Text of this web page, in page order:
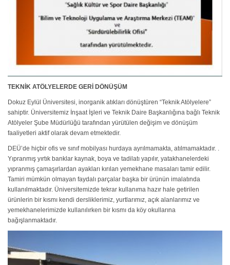
TEKNİK ATÖLYELERDE GERİ DÖNÜŞÜM
Dokuz Eylül Üniversitesi, inorganik atıkları dönüştüren “Teknik Atölyelere”
sahiptir. Üniversitemiz İnşaat İşleri ve Teknik Daire Başkanlığına bağlı Teknik
Atölyeler Şube Müdürlüğü tarafından yürütülen değişim ve dönüşüm
faaliyetleri aktif olarak devam etmektedir.
DEÜ’de hiçbir ofis ve sınıf mobilyası hurdaya ayrılmamakta, atılmamaktadır. .
Yıpranmış yırtık banklar kaynak, boya ve tadilatı yapılır, yatakhanelerdeki
yıpranmış çamaşırlardan ayakları kırılan yemekhane masaları tamir edilir.
Tamiri mümkün olmayan faydalı parçalar başka bir ürünün imalatında
kullanılmaktadır. Üniversitemizde tekrar kullanıma hazır hale getirilen
ürünlerin bir kısmı kendi dersliklerimiz, yurtlarımız, açık alanlarımız ve
yemekhanelerimizde kullanılırken bir kısmı da köy okullarına
bağışlanmaktadır.